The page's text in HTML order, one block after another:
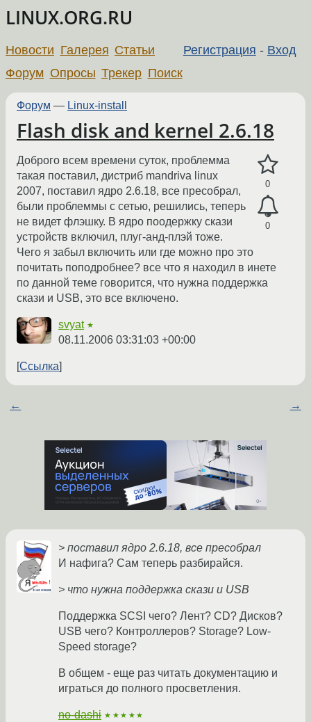
LINUX.ORG.RU
Регистрация - Вход
Новости Галерея Статьи
Форум Опросы Трекер Поиск
Форум — Linux-install
Flash disk and kernel 2.6.18
0
0
Доброго всем времени суток, проблемма
такая поставил, дистриб mandriva linux
2007, поставил ядро 2.6.18, все пресобрал,
были проблеммы с сетью, решились, теперь
не видет флэшку. В ядро поодержку скази
устройств включил, плуг-анд-плэй тоже.
Чего я забыл включить или где можно про это
почитать поподробнее? все что я находил в инете
по данной теме говорится, что нужна поддержка
скази и USB, это все включено.
svyat ★
08.11.2006 03:31:03 +00:00
Ссылка
← →
> поставил ядро 2.6.18, все пресобрал
И нафига? Сам теперь разбирайся.
> что нужна поддержка скази и USB
Поддержка SCSI чего? Лент? CD? Дисков?
USB чего? Контроллеров? Storage? Low-
Speed storage?
В общем - еще раз читать документацию и
играться до полного просветления.
no-dashi ★★★★★